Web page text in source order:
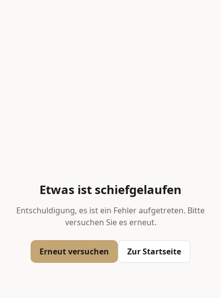
Etwas ist schiefgelaufen
Entschuldigung, es ist ein Fehler aufgetreten. Bitte
versuchen Sie es erneut.
Erneut versuchen Zur Startseite